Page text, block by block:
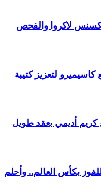
لاكروا والفحص
كاسيميرو لتعزيز كتيبة
كريم أديمي بعقد طويل
بكأس العالم.. وأحلم